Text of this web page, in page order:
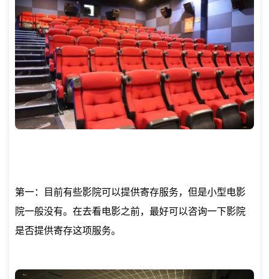
第一：目前有些影院可以提供寄存服务，但是小型电影
院一般没有。在去看电影之前，最好可以咨询一下影院
是否提供寄存这项服务。